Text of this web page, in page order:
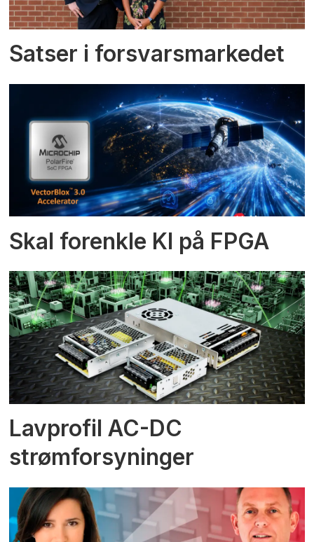
Satser i forsvarsmarkedet
Skal forenkle KI på FPGA
Lavprofil AC-DC
strømforsyninger